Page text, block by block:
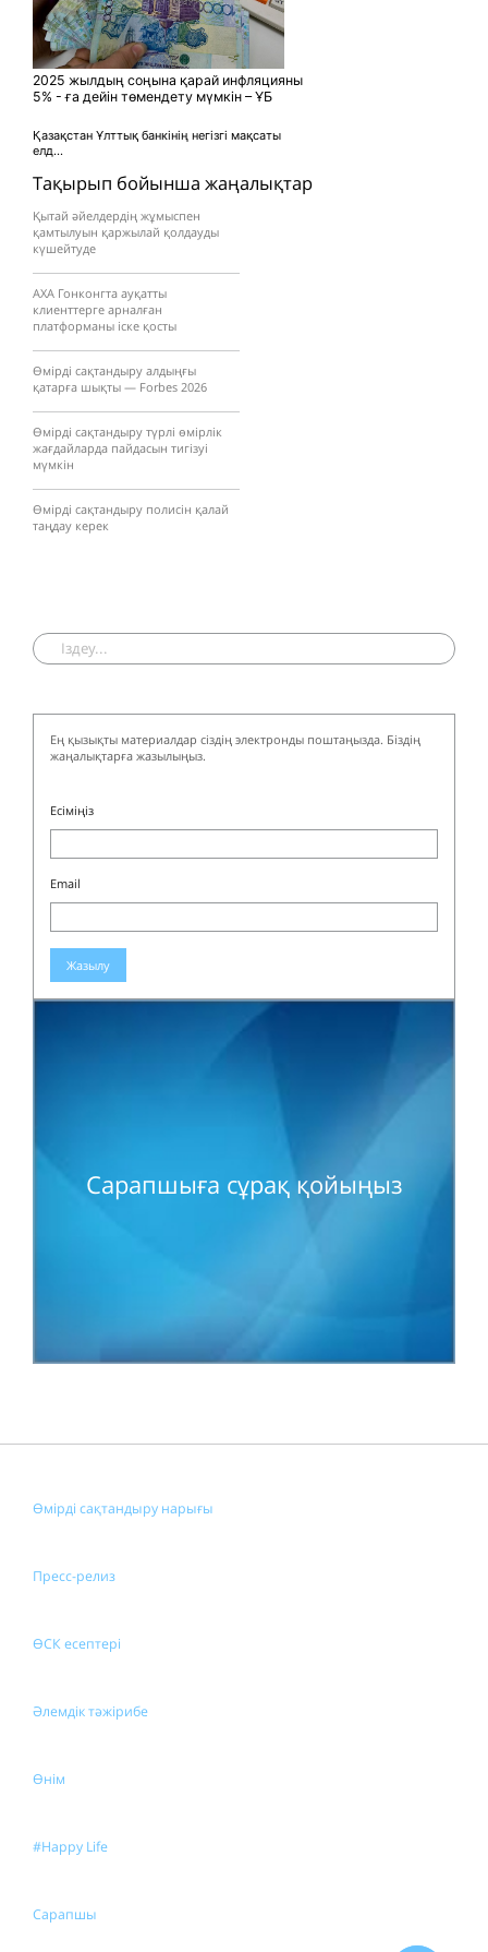
Тақырып бойынша жаңалықтар
Қытай әйелдердің жұмыспен
қамтылуын қаржылай қолдауды
күшейтуде
AXA Гонконгта ауқатты
клиенттерге арналған
платформаны іске қосты
Өмірді сақтандыру алдыңғы
қатарға шықты — Forbes 2026
Өмірді сақтандыру түрлі өмірлік
жағдайларда пайдасын тигізуі
мүмкін
Өмірді сақтандыру полисін қалай
таңдау керек
2025 жылдың соңына қарай инфляцияны
5% - ға дейін төмендету мүмкін – ҰБ
Қазақстан Ұлттық банкінің негізгі мақсаты
елд...
Ең қызықты материалдар сіздің электронды поштаңызда. Біздің
жаңалықтарға жазылыңыз.
Есіміңіз
Email
Жазылу
Сарапшыға сұрақ қойыңыз
Өмірді сақтандыру нарығы
Пресс-релиз
ӨСК есептері
Әлемдік тәжірибе
Өнім
#Happy Life
Сарапшы